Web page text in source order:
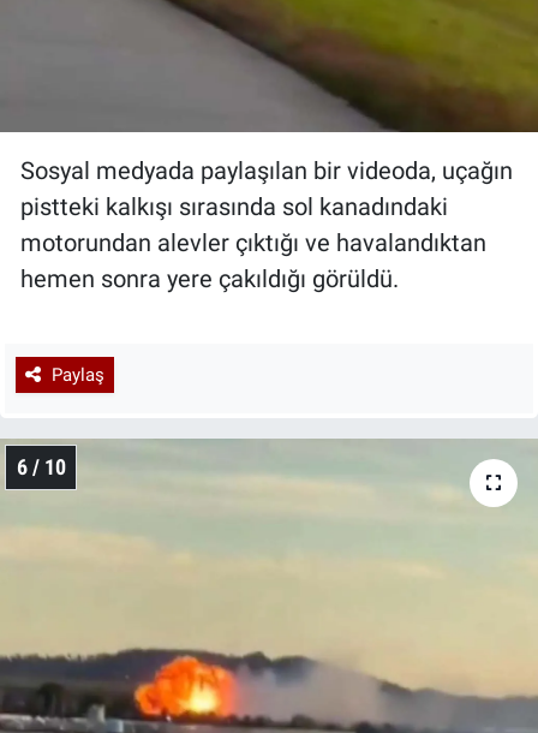
Sosyal medyada paylaşılan bir videoda, uçağın
pistteki kalkışı sırasında sol kanadındaki
motorundan alevler çıktığı ve havalandıktan
hemen sonra yere çakıldığı görüldü.
Paylaş
6 / 10